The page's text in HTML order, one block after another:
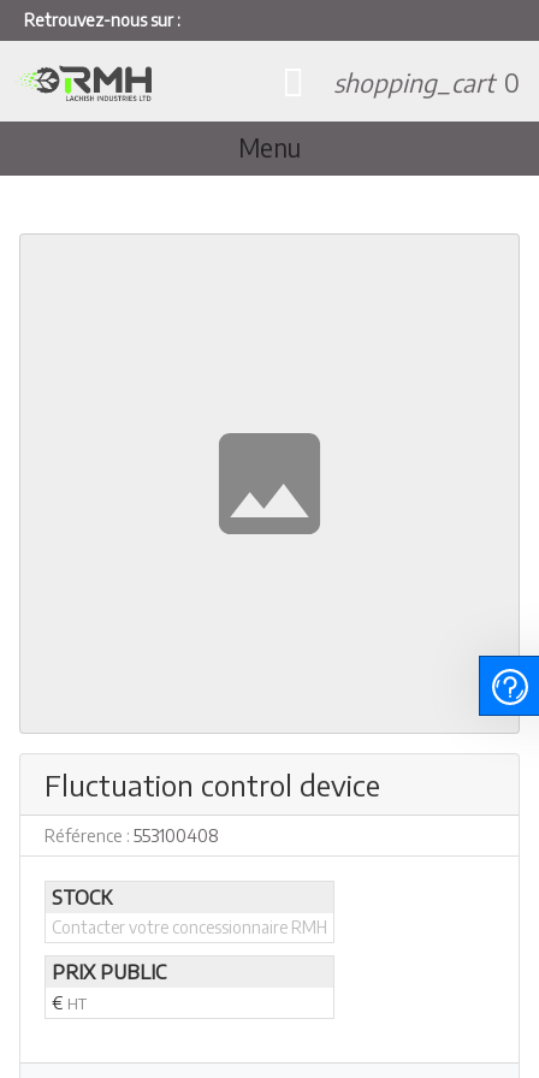
Retrouvez-nous sur :
Menu
shopping_cart 0
Fluctuation control device
Référence : 553100408
STOCK
Contacter votre concessionnaire RMH
PRIX PUBLIC
€ HT